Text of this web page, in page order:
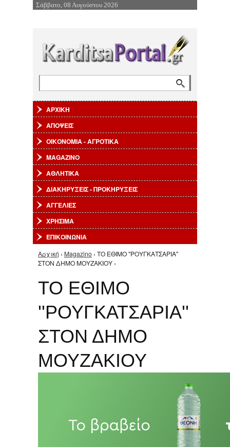
Επιστροφή στην Πλοήγηση
Σάββατο, 08 Αυγούστου 2026
ΑΡΧΙΚΗ
ΑΠΟΨΕΙΣ
ΟΙΚΟΝΟΜΙΑ - ΑΓΡΟΤΙΚΑ
MAGAZINO
ΑΘΛΗΤΙΚΑ
ΔΙΑΚΗΡΥΞΕΙΣ - ΠΡΟΚΗΡΥΞΕΙΣ
ΑΓΓΕΛΙΕΣ
ΧΡΗΣΙΜΑ
ΕΠΙΚΟΙΝΩΝΙΑ
Είστε εδώ
Αρχική › Magazino › ΤΟ ΕΘΙΜΟ ''ΡΟΥΓΚΑΤΣΑΡΙΑ''
ΣΤΟΝ ΔΗΜΟ ΜΟΥΖΑΚΙΟΥ ›
ΤΟ ΕΘΙΜΟ
''ΡΟΥΓΚΑΤΣΑΡΙΑ''
ΣΤΟΝ ΔΗΜΟ
ΜΟΥΖΑΚΙΟΥ